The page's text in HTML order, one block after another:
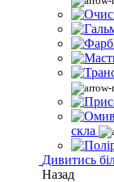
скла
Дивитись
Назад